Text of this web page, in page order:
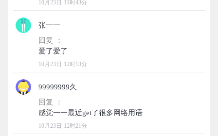
10月23日 11时43分
张一一
回复 ：
10月23日 12时13分
99999999久
回复 ：
10月23日 12时21分